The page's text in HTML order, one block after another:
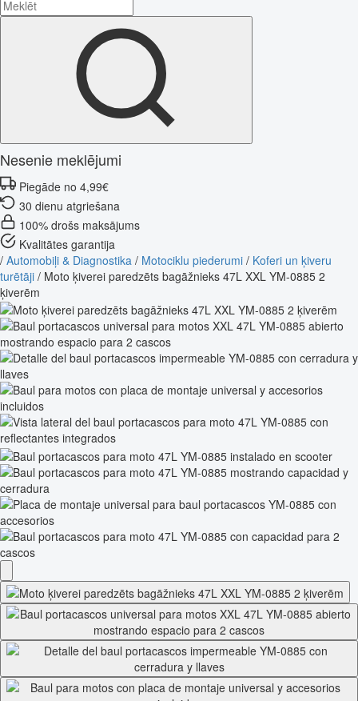
Nesenie meklējumi
Piegāde no 4,99€
30 dienu atgriešana
100% drošs maksājums
Kvalitātes garantija
/ Automobiļi & Diagnostika / Motociklu piederumi / Koferi un ķiveru
turētāji / Moto ķiverei paredzēts bagāžnieks 47L XXL YM-0885 2
ķiverēm